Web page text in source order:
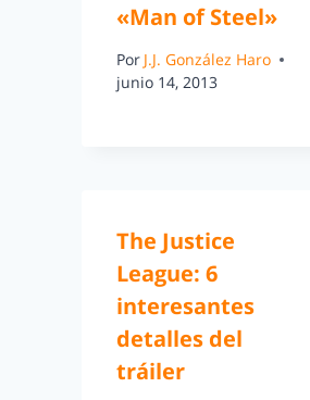
«Man of Steel»
Por J.J. González Haro
junio 14, 2013
The Justice
League: 6
interesantes
detalles del
tráiler